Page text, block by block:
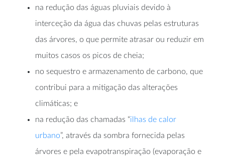
na redução das águas pluviais devido à
interceção da água das chuvas pelas estruturas
das árvores, o que permite atrasar ou reduzir em
muitos casos os picos de cheia;
no sequestro e armazenamento de carbono, que
contribui para a mitigação das alterações
climáticas; e
na redução das chamadas “ilhas de calor
urbano”, através da sombra fornecida pelas
árvores e pela evapotranspiração (evaporação e